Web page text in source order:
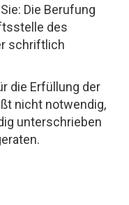
Die Berufung
des
schriftlich
die Erfüllung der
nicht notwendig,
unterschrieben